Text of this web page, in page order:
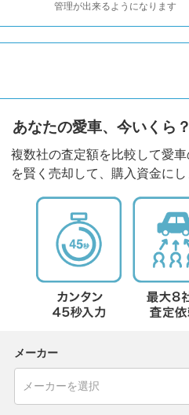
管理が出来るようになります
あなたの愛車、今いくら？
複数社の査定額を比較して愛
を賢く売却して、購入資金にし
メーカー